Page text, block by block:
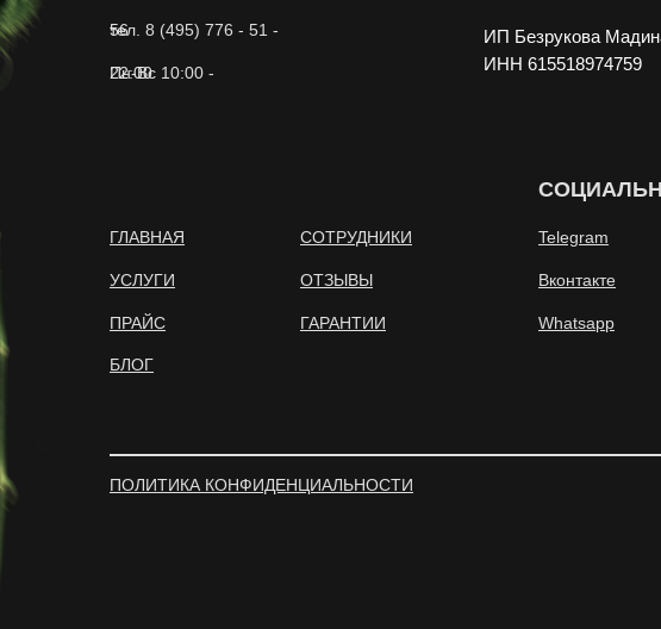
ГЛАВНАЯ
УСЛУГИ
ПРАЙС
ПОЛИТИКА КОНФИДЕНЦИАЛЬНОСТИ
СОТРУДНИКИ
ОТЗЫВЫ
ГАРАНТИИ
тел. 8 (495) 776 - 51 - 56
Пн-Вс 10:00 - 22:00
Telegram
Вконтакте
Whatsapp
ИП Безрукова
ИНН 615518974759
БЛОГ